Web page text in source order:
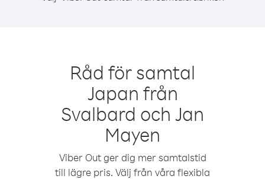
Råd för samtal
Japan från
Svalbard och Jan
Mayen
Viber Out ger dig mer samtalstid
till lägre pris. Välj från våra flexibla